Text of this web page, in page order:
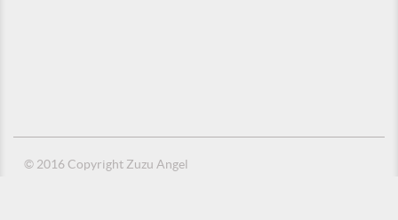
© 2016 Copyright Zuzu Angel